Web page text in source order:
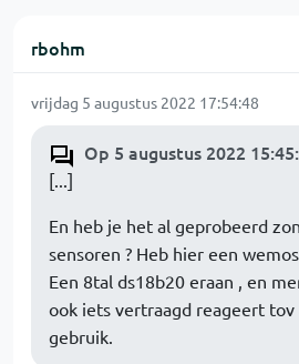
rbohm
vrijdag 5 augustus 2022 17:54:48
Op 5 augustus 2022
[...]
En heb je het al geprobeerd
sensoren ? Heb hier een
Een 8tal ds18b20 eraan , en
ook iets vertraagd reageert tov
gebruik.